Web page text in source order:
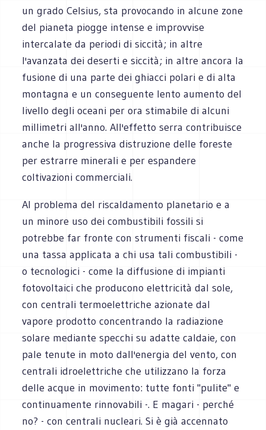
un grado Celsius, sta provocando in alcune zone
del pianeta piogge intense e improvvise
intercalate da periodi di siccità; in altre
l'avanzata dei deserti e siccità; in altre ancora la
fusione di una parte dei ghiacci polari e di alta
montagna e un conseguente lento aumento del
livello degli oceani per ora stimabile di alcuni
millimetri all'anno. All'effetto serra contribuisce
anche la progressiva distruzione delle foreste
per estrarre minerali e per espandere
coltivazioni commerciali.
Al problema del riscaldamento planetario e a
un minore uso dei combustibili fossili si
potrebbe far fronte con strumenti fiscali - come
una tassa applicata a chi usa tali combustibili -
o tecnologici - come la diffusione di impianti
fotovoltaici che producono elettricità dal sole,
con centrali termoelettriche azionate dal
vapore prodotto concentrando la radiazione
solare mediante specchi su adatte caldaie, con
pale tenute in moto dall'energia del vento, con
centrali idroelettriche che utilizzano la forza
delle acque in movimento: tutte fonti "pulite" e
continuamente rinnovabili -. E magari - perché
no? - con centrali nucleari. Si è già accennato